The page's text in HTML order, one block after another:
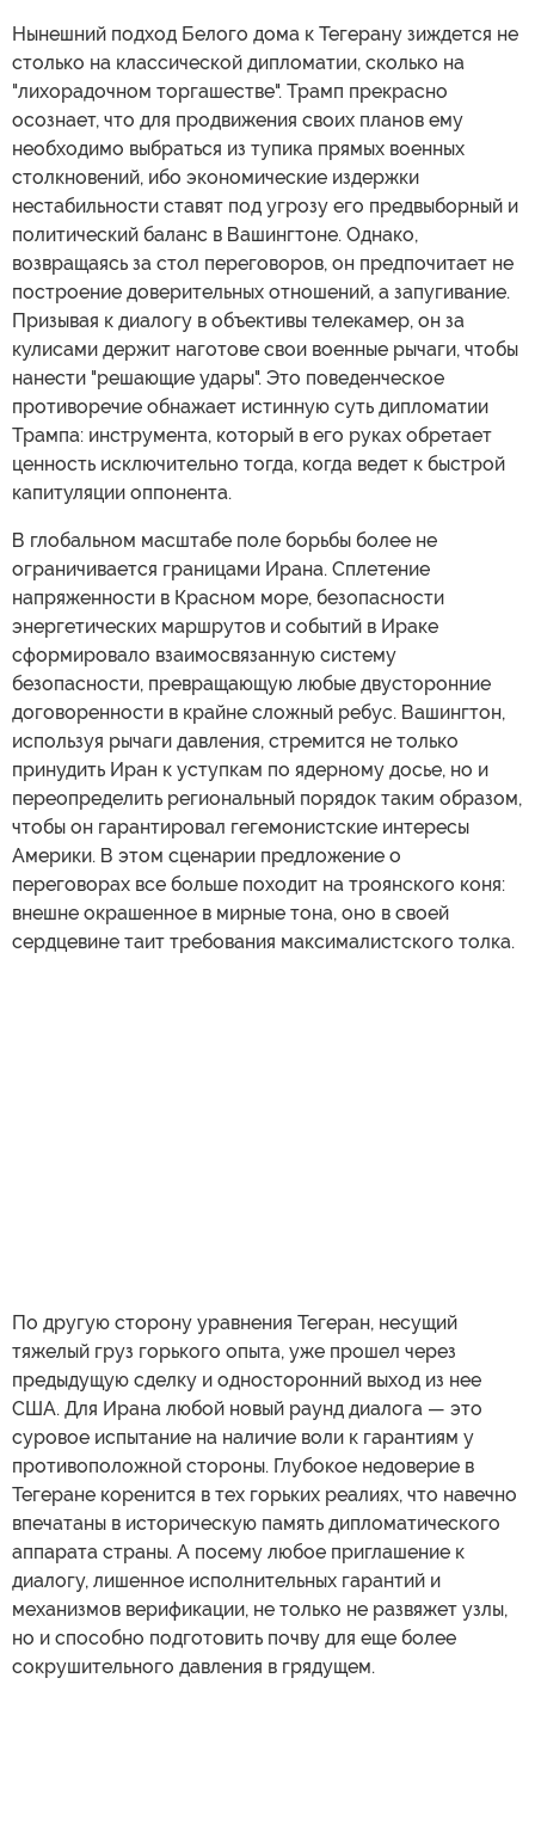
Нынешний подход Белого дома к Тегерану зиждется не
столько на классической дипломатии, сколько на
"лихорадочном торгашестве". Трамп прекрасно
осознает, что для продвижения своих планов ему
необходимо выбраться из тупика прямых военных
столкновений, ибо экономические издержки
нестабильности ставят под угрозу его предвыборный и
политический баланс в Вашингтоне. Однако,
возвращаясь за стол переговоров, он предпочитает не
построение доверительных отношений, а запугивание.
Призывая к диалогу в объективы телекамер, он за
кулисами держит наготове свои военные рычаги, чтобы
нанести "решающие удары". Это поведенческое
противоречие обнажает истинную суть дипломатии
Трампа: инструмента, который в его руках обретает
ценность исключительно тогда, когда ведет к быстрой
капитуляции оппонента.
В глобальном масштабе поле борьбы более не
ограничивается границами Ирана. Сплетение
напряженности в Красном море, безопасности
энергетических маршрутов и событий в Ираке
сформировало взаимосвязанную систему
безопасности, превращающую любые двусторонние
договоренности в крайне сложный ребус. Вашингтон,
используя рычаги давления, стремится не только
принудить Иран к уступкам по ядерному досье, но и
переопределить региональный порядок таким образом,
чтобы он гарантировал гегемонистские интересы
Америки. В этом сценарии предложение о
переговорах все больше походит на троянского коня:
внешне окрашенное в мирные тона, оно в своей
сердцевине таит требования максималистского толка.
По другую сторону уравнения Тегеран, несущий
тяжелый груз горького опыта, уже прошел через
предыдущую сделку и односторонний выход из нее
США. Для Ирана любой новый раунд диалога — это
суровое испытание на наличие воли к гарантиям у
противоположной стороны. Глубокое недоверие в
Тегеране коренится в тех горьких реалиях, что навечно
впечатаны в историческую память дипломатического
аппарата страны. А посему любое приглашение к
диалогу, лишенное исполнительных гарантий и
механизмов верификации, не только не развяжет узлы,
но и способно подготовить почву для еще более
сокрушительного давления в грядущем.